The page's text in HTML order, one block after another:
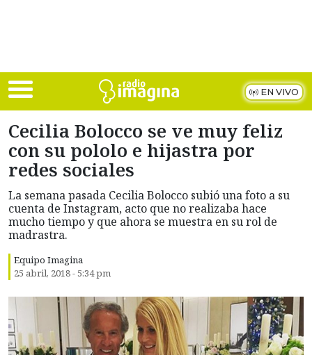
EN VIVO
Cecilia Bolocco se ve muy feliz
con su pololo e hijastra por
redes sociales
La semana pasada Cecilia Bolocco subió una foto a su
cuenta de Instagram, acto que no realizaba hace
mucho tiempo y que ahora se muestra en su rol de
madrastra.
Equipo Imagina
25 abril, 2018 - 5:34 pm